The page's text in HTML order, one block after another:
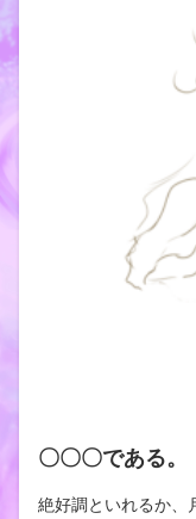
〇〇〇である。
絶好調といれるか、